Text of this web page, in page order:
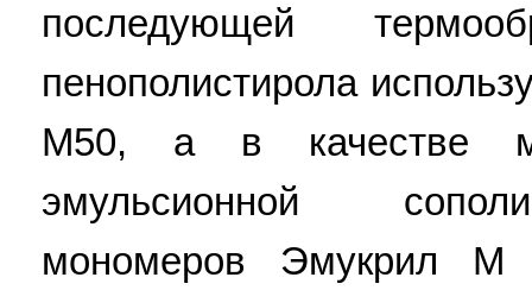
последующей
пенополистирола
М50, а в качестве
эмульсионной
мономеров Эмукрил М